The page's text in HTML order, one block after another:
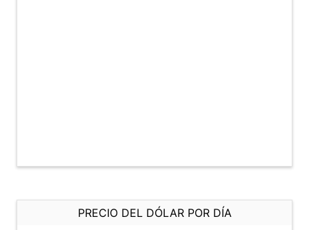
PRECIO DEL DÓLAR POR DÍA